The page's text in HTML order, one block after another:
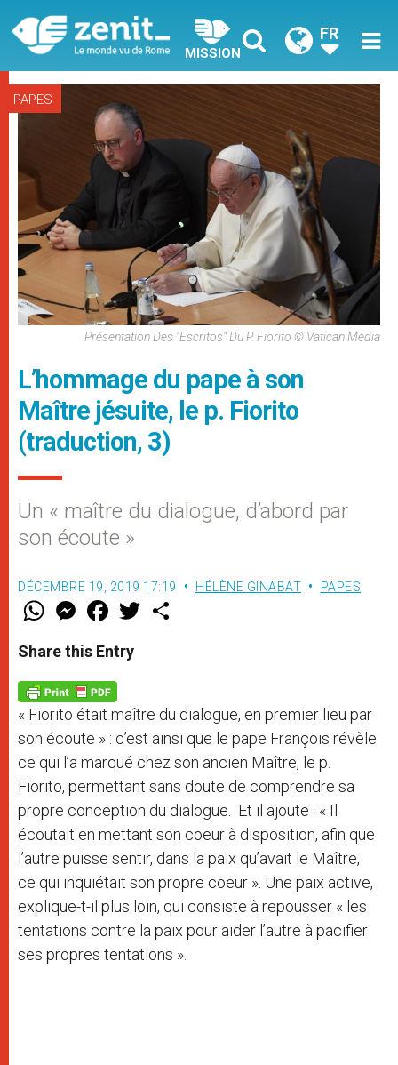
MISSION
FR
PAPES
Présentation Des "Escritos" Du P. Fiorito © Vatican Media
L’hommage du pape à son
Maître jésuite, le p. Fiorito
(traduction, 3)
Un « maître du dialogue, d’abord par
son écoute »
DÉCEMBRE 19, 2019 17:19 HÉLÈNE GINABAT PAPES
W
t
s
p
p
M
e
s
e
g
e
r
F
a
e
b
o
k
w
Share this Entry
« Fiorito était maître du dialogue, en premier lieu par
son écoute » : c’est ainsi que le pape François révèle
ce qui l’a marqué chez son ancien Maître, le p.
Fiorito, permettant sans doute de comprendre sa
propre conception du dialogue. Et il ajoute : « Il
écoutait en mettant son coeur à disposition, afin que
l’autre puisse sentir, dans la paix qu’avait le Maître,
ce qui inquiétait son propre coeur ». Une paix active,
explique-t-il plus loin, qui consiste à repousser « les
tentations contre la paix pour aider l’autre à pacifier
ses propres tentations ».